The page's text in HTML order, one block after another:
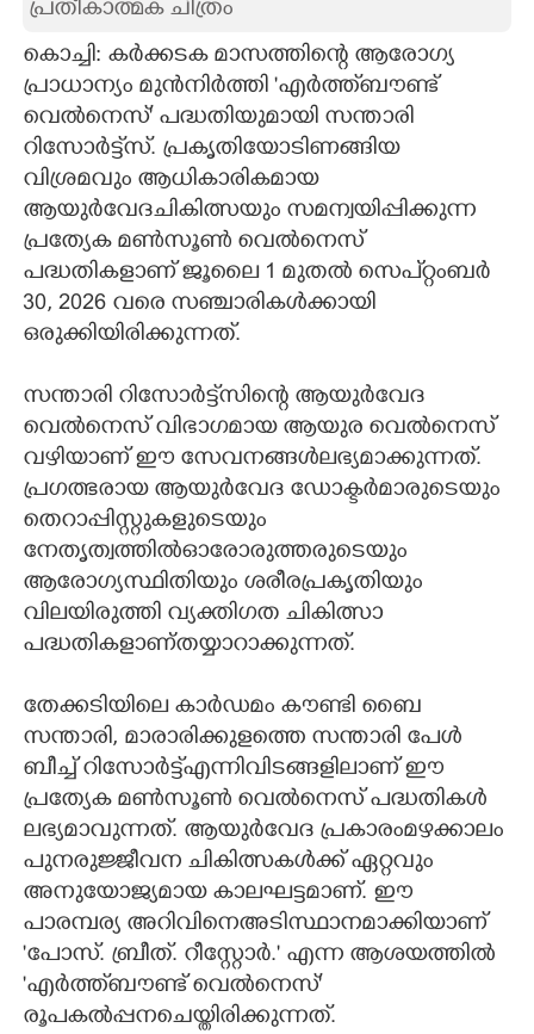
CARTOONS
LITERATURE
ZOOM
CONTACT US
പ്രതീകാത്മക ചിത്രം
കൊച്ചി: കർക്കടക മാസത്തിന്റെ ആരോഗ്യ
പ്രാധാന്യം മുൻനിർത്തി 'എർത്ത്‌ബൗണ്ട്
വെൽനെസ്' പദ്ധതിയുമായി സന്താരി
റിസോർട്ട്സ്. പ്രകൃതിയോടിണങ്ങിയ
വിശ്രമവും ആധികാരികമായ
ആയുർവേദചികിത്സയും സമന്വയിപ്പിക്കുന്ന
പ്രത്യേക മൺസൂൺ വെൽനെസ്
പദ്ധതികളാണ് ജൂലൈ 1 മുതൽ സെപ്റ്റംബർ
30, 2026 വരെ സഞ്ചാരികൾക്കായി
ഒരുക്കിയിരിക്കുന്നത്.
സന്താരി റിസോർട്ട്സിന്റെ ആയുർവേദ
വെൽനെസ് വിഭാഗമായ ആയുര വെൽനെസ്
വഴിയാണ് ഈ സേവനങ്ങൾലഭ്യമാക്കുന്നത്.
പ്രഗത്ഭരായ ആയുർവേദ ഡോക്ടർമാരുടെയും
തെറാപ്പിസ്റ്റുകളുടെയും
നേതൃത്വത്തിൽഓരോരുത്തരുടെയും
ആരോഗ്യസ്ഥിതിയും ശരീരപ്രകൃതിയും
വിലയിരുത്തി വ്യക്തിഗത ചികിത്സാ
പദ്ധതികളാണ്തയ്യാറാക്കുന്നത്.
തേക്കടിയിലെ കാർഡമം കൗണ്ടി ബൈ
സന്താരി, മാരാരിക്കുളത്തെ സന്താരി പേൾ
ബീച്ച് റിസോർട്ട്എന്നിവിടങ്ങളിലാണ് ഈ
പ്രത്യേക മൺസൂൺ വെൽനെസ് പദ്ധതികൾ
ലഭ്യമാവുന്നത്. ആയുർവേദ പ്രകാരംമഴക്കാലം
പുനരുജ്ജീവന ചികിത്സകൾക്ക് ഏറ്റവും
അനുയോജ്യമായ കാലഘട്ടമാണ്. ഈ
പാരമ്പര്യ അറിവിനെഅടിസ്ഥാനമാക്കിയാണ്
'പോസ്. ബ്രീത്. റീസ്റ്റോർ.' എന്ന ആശയത്തിൽ
'എർത്ത്‌ബൗണ്ട് വെൽനെസ്'
രൂപകൽപ്പനചെയ്തിരിക്കുന്നത്.